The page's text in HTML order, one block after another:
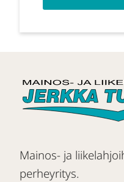
Mainos- ja
perheyritys.